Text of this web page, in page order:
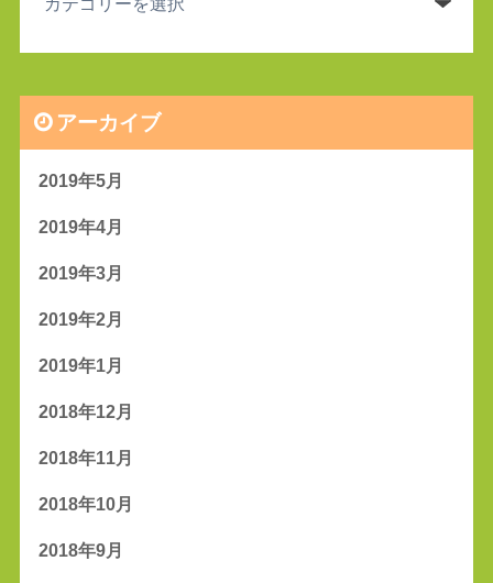
アーカイブ
2019年5月
2019年4月
2019年3月
2019年2月
2019年1月
2018年12月
2018年11月
2018年10月
2018年9月